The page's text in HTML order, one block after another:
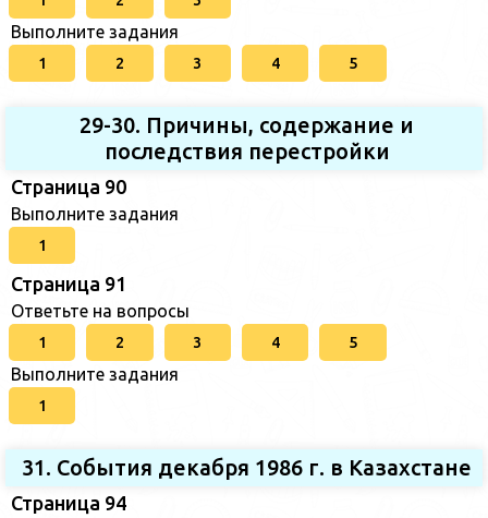
Выполните задания
1 2 3 4 5
29-30. Причины, содержание и
последствия перестройки
Страница 90
Выполните задания
1
Страница 91
Ответьте на вопросы
1 2 3 4 5
Выполните задания
1
31. События декабря 1986 г. в Казахстане
Страница 94